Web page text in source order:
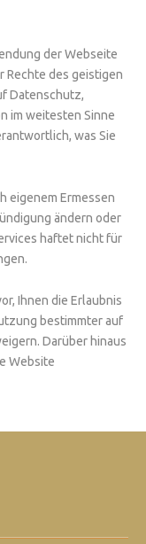
der Webseite
Rechte des geistigen
Datenschutz,
im weitesten Sinne
was Sie
eigenem Ermessen
ändern oder
haftet nicht für
Ihnen die Erlaubnis
bestimmter auf
Darüber hinaus
Website